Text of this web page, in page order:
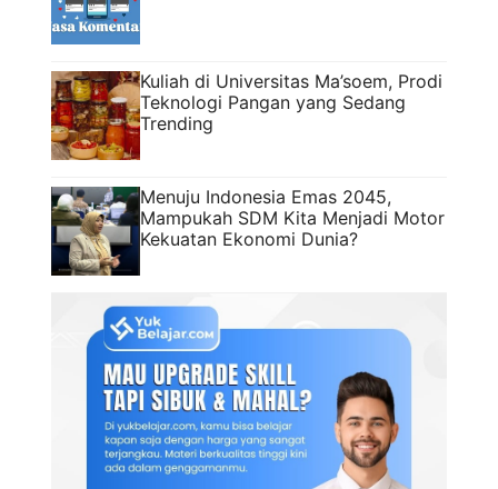
Kuliah di Universitas Ma’soem, Prodi
Teknologi Pangan yang Sedang
Trending
Menuju Indonesia Emas 2045,
Mampukah SDM Kita Menjadi Motor
Kekuatan Ekonomi Dunia?